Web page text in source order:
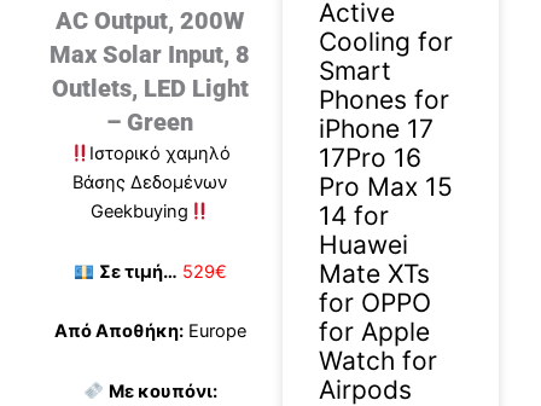
AC Output, 200W
Max Solar Input, 8
Outlets, LED Light
– Green
Ιστορικό χαμηλό
Βάσης Δεδομένων
Geekbuying
Σε τιμή… 529€
Από Αποθήκη:Europe
Με κουπόνι:
Active
Cooling for
Smart
Phones for
iPhone 17
17Pro 16
Pro Max 15
14 for
Huawei
Mate XTs
for OPPO
for Apple
Watch for
Airpods